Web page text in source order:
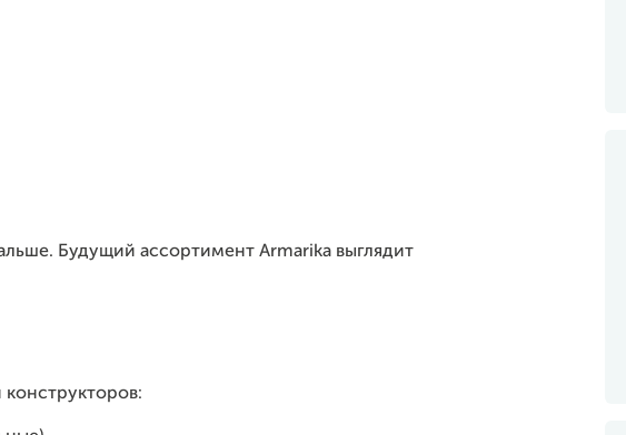
Будущий ассортимент Armarika выглядит